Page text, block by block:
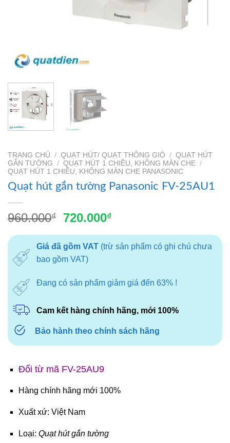
TRANG CHỦ / QUẠT HÚT/ QUẠT THÔNG GIÓ / QUẠT HÚT
GẮN TƯỜNG
/ QUẠT HÚT 1 CHIỀU, KHÔNG MÀN CHE /
QUẠT HÚT 1 CHIỀU, KHÔNG MÀN CHE PANASONIC
Quạt hút gắn tường Panasonic FV-25AU1
960.000₫
Giá
là:
960.000₫.
720.000₫Giá
tại
Giá đã gồm VAT(trừ sản phẩm có ghi chú chưa
bao gồm VAT)
Đang có sản phẩm giảm giá đến 63% !
Cam kết hàng chính hãng, mới 100%
Bảo hành theo chính sách hãng
Đổi từ mã FV-25AU9
Hàng chính hãng mới 100%
Xuất xứ: Việt Nam
Loại: Quạt hút gắn tường